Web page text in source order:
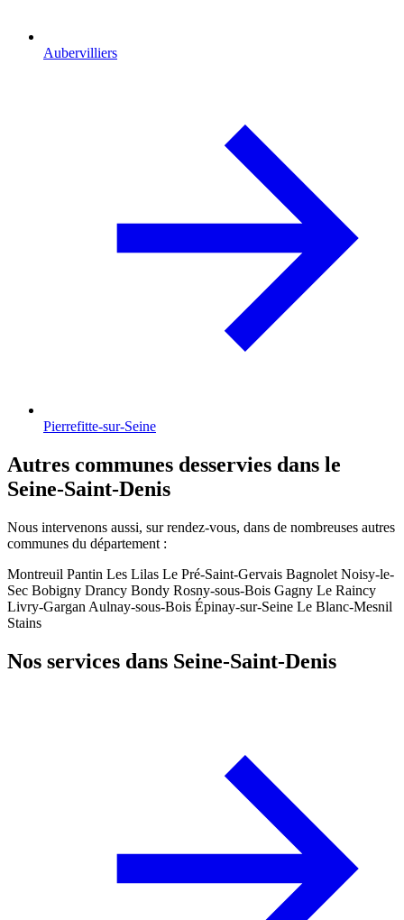
Aubervilliers
Pierrefitte-sur-Seine
Autres communes desservies dans le
Seine-Saint-Denis
Nous intervenons aussi, sur rendez-vous, dans de nombreuses autres
communes du département :
Montreuil Pantin Les Lilas Le Pré-Saint-Gervais Bagnolet Noisy-le-
Sec Bobigny Drancy Bondy Rosny-sous-Bois Gagny Le Raincy
Livry-Gargan Aulnay-sous-Bois Épinay-sur-Seine Le Blanc-Mesnil
Stains
Nos services dans Seine-Saint-Denis